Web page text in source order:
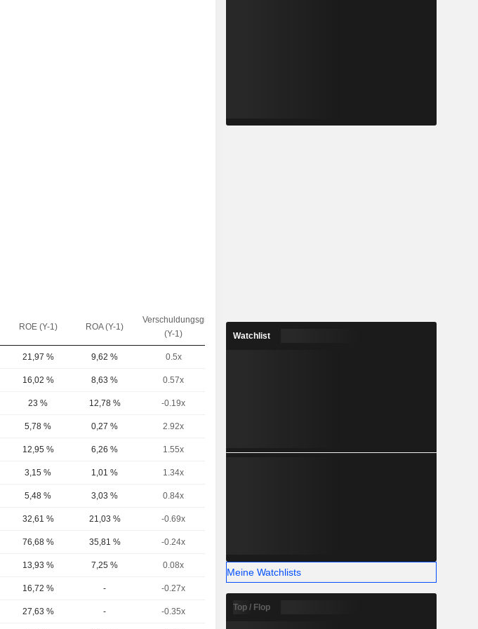
ROE (Y-1) ROA (Y-1)
Verschuldungsgrad
(Y-1)
21,97 % 9,62 % 0.5x
16,02 % 8,63 % 0.57x
23 % 12,78 % -0.19x
5,78 % 0,27 % 2.92x
12,95 % 6,26 % 1.55x
3,15 % 1,01 % 1.34x
5,48 % 3,03 % 0.84x
32,61 % 21,03 % -0.69x
76,68 % 35,81 % -0.24x
13,93 % 7,25 % 0.08x
16,72 % - -0.27x
27,63 % - -0.35x
Watchlist
Meine Watchlists
Top / Flop